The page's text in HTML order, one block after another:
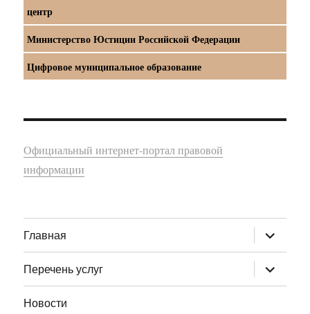
центр
Министерство Юстиции Российской Федерации
Цифровое муниципальное образование
Официальный интернет-портал правовой
информации
Главная раскрыть
дочернее
меню
Перечень услуг
раскрыть
дочернее
меню
Новости